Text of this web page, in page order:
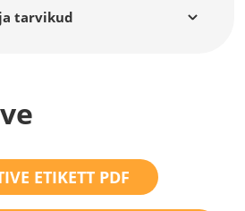
tarvikud
ETIKETT PDF